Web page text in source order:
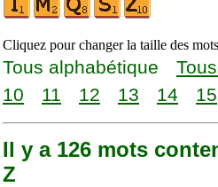
Cliquez pour changer la taille des mots
Tous alphabétique
10
11 12 13 14 15
Il y a 126 mots
Z